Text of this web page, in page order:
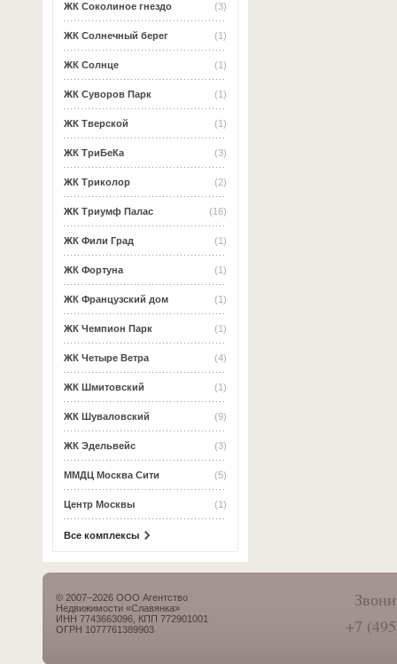
(3)
ЖК Соколиное гнездо
(1)
ЖК Солнечный берег
(1)
ЖК Солнце
(1)
ЖК Суворов Парк
(1)
ЖК Тверской
(3)
ЖК ТриБеКа
(2)
ЖК Триколор
(16)
ЖК Триумф Палас
(1)
ЖК Фили Град
(1)
ЖК Фортуна
(1)
ЖК Французский дом
(1)
ЖК Чемпион Парк
(4)
ЖК Четыре Ветра
(1)
ЖК Шмитовский
(9)
ЖК Шуваловский
(3)
ЖК Эдельвейс
(5)
ММДЦ Москва Сити
(1)
Центр Москвы
Все комплексы
© 2007–2026 ООО Агентство
Недвижимости «Славянка»
ИНН 7743663096, КПП 772901001
ОГРН 1077761389903
+7